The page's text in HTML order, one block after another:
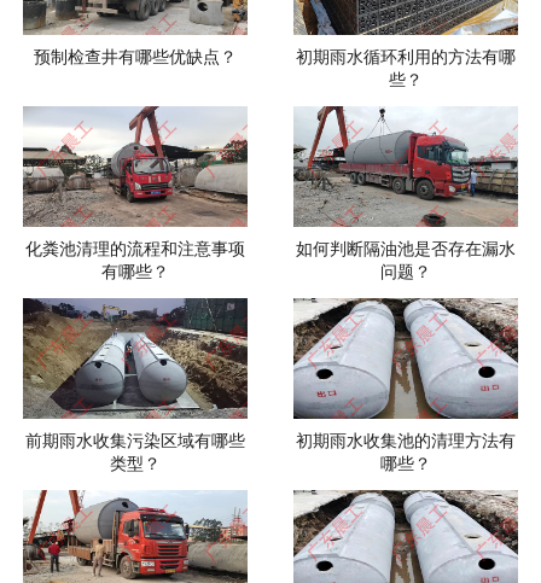
预制检查井有哪些优缺点？
初期雨水循环利用的方法有哪
些？
化粪池清理的流程和注意事项
有哪些？
如何判断隔油池是否存在漏水
问题？
前期雨水收集污染区域有哪些
类型？
初期雨水收集池的清理方法有
哪些？